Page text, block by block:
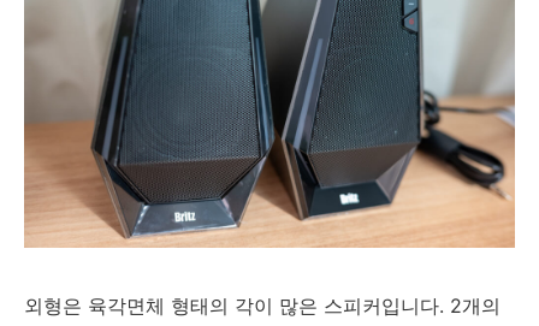
외형은 육각면체 형태의 각이 많은 스피커입니다. 2개의